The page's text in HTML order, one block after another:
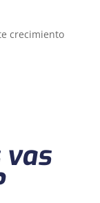
crecimiento